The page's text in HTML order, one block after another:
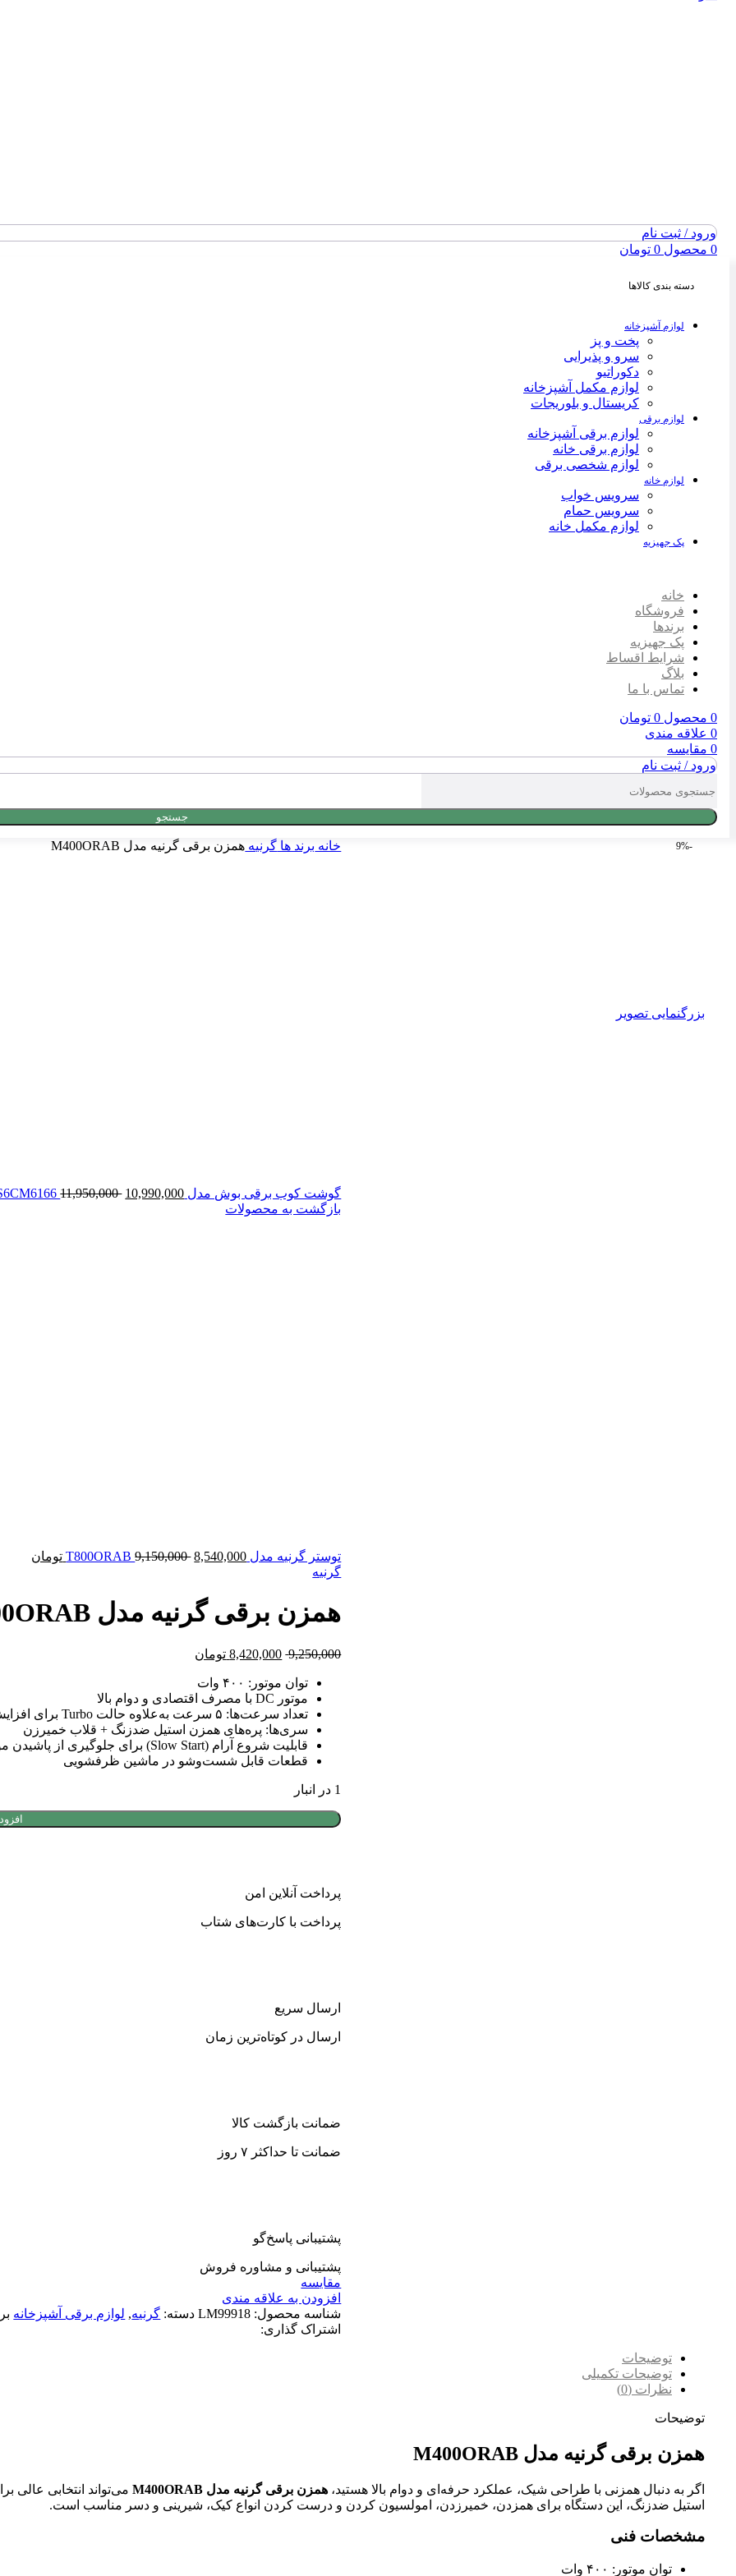
ورود / ثبت نام
0 محصول 0 تومان
دسته بندی کالاها
لوازم آشپزخانه
پخت و پز
سرو و پذیرایی
دکوراتیو
لوازم مکمل آشپزخانه
کریستال و بلوریجات
لوازم برقی
لوازم برقی آشپزخانه
لوازم برقی خانه
لوازم شخصی برقی
لوازم خانه
سرویس خواب
سرویس حمام
لوازم مکمل خانه
پک جهیزیه
خانه
فروشگاه
برندها
پک جهیزیه
شرایط اقساط
بلاگ
تماس با ما
0 محصول 0 تومان
0 علاقه مندی
0 مقایسه
ورود / ثبت نام
جستجو
-9%
بزرگنمایی تصویر
خانه برند ها گرنیه همزن برقی گرنیه مدل M400ORAB
گوشت کوب برقی بوش مدل MS6CM6166 11,950,000
قیمت 10,990,000
بازگشت به محصولات
توستر گرنیه مدل T800ORAB 9,150,000
قیمت8,540,000 تومانقیمت
گرنیه
همزن برقی گرنیه مدل M400ORAB
9,250,000 قیمت
9,250,000 تومان
بود.
8,420,000 تومانقیمت
توان موتور: ۴۰۰ وات
موتور DC با مصرف اقتصادی و دوام بالا
تعداد سرعت‌ها: ۵ سرعت به‌علاوه حالت Turbo برای افزایش آنی قدرت
سری‌ها: پره‌های همزن استیل ضدزنگ + قلاب خمیرزن
قابلیت شروع آرام (Slow Start) برای جلوگیری از پاشیدن مواد
قطعات قابل شست‌وشو در ماشین ظرفشویی
1 در انبار
همزن
عدد
پرداخت آنلاین امن
پرداخت با کارت‌های شتاب
ارسال سریع
ارسال در کوتاه‌ترین زمان
ضمانت بازگشت کالا
ضمانت تا حداکثر ۷ روز
پشتیبانی پاسخ‌گو
پشتیبانی و مشاوره فروش
مقایسه
افزودن به علاقه مندی
شناسه محصول: LM99918 دسته: گرنیه, لوازم برقی آشپزخانه
اشتراک گذاری:
توضیحات
توضیحات تکمیلی
نظرات (0)
توضیحات
همزن برقی گرنیه مدل M400ORAB
اگر به دنبال همزنی با طراحی شیک، عملکرد حرفه‌ای و دوام بالا هستید، همزن برقی گرنیه مدل M400ORAB
استیل ضدزنگ، این دستگاه برای همزدن، خمیرزدن، امولسیون کردن و درست کردن انواع کیک، شیرینی و دسر مناسب است.
مشخصات فنی
توان موتور: ۴۰۰ وات